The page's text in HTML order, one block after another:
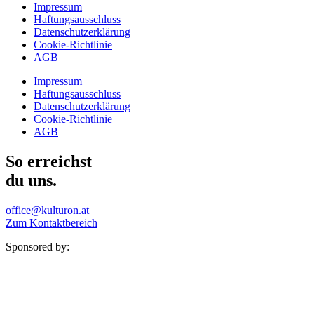
Impressum
Haftungsausschluss
Datenschutzerklärung
Cookie-Richtlinie
AGB
Impressum
Haftungsausschluss
Datenschutzerklärung
Cookie-Richtlinie
AGB
So erreichst
du uns.
office@kulturon.at
Zum Kontaktbereich
Sponsored by: